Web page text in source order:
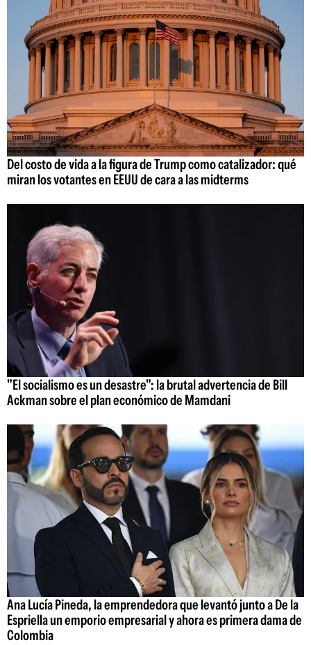
Del costo de vida a la figura de Trump como catalizador: qué
miran los votantes en EEUU de cara a las midterms
"El socialismo es un desastre": la brutal advertencia de Bill
Ackman sobre el plan económico de Mamdani
Ana Lucía Pineda, la emprendedora que levantó junto a De la
Espriella un emporio empresarial y ahora es primera dama de
Colombia